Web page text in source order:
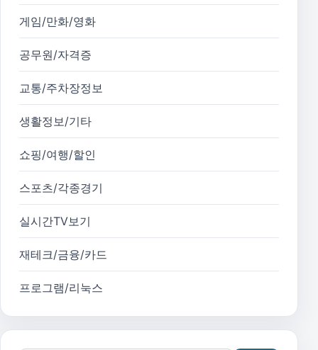
게임/만화/영화
공무원/자격증
교통/주차장정보
생활정보/기타
쇼핑/여행/할인
스포츠/각종경기
실시간TV보기
재테크/금융/카드
프로그램/리눅스